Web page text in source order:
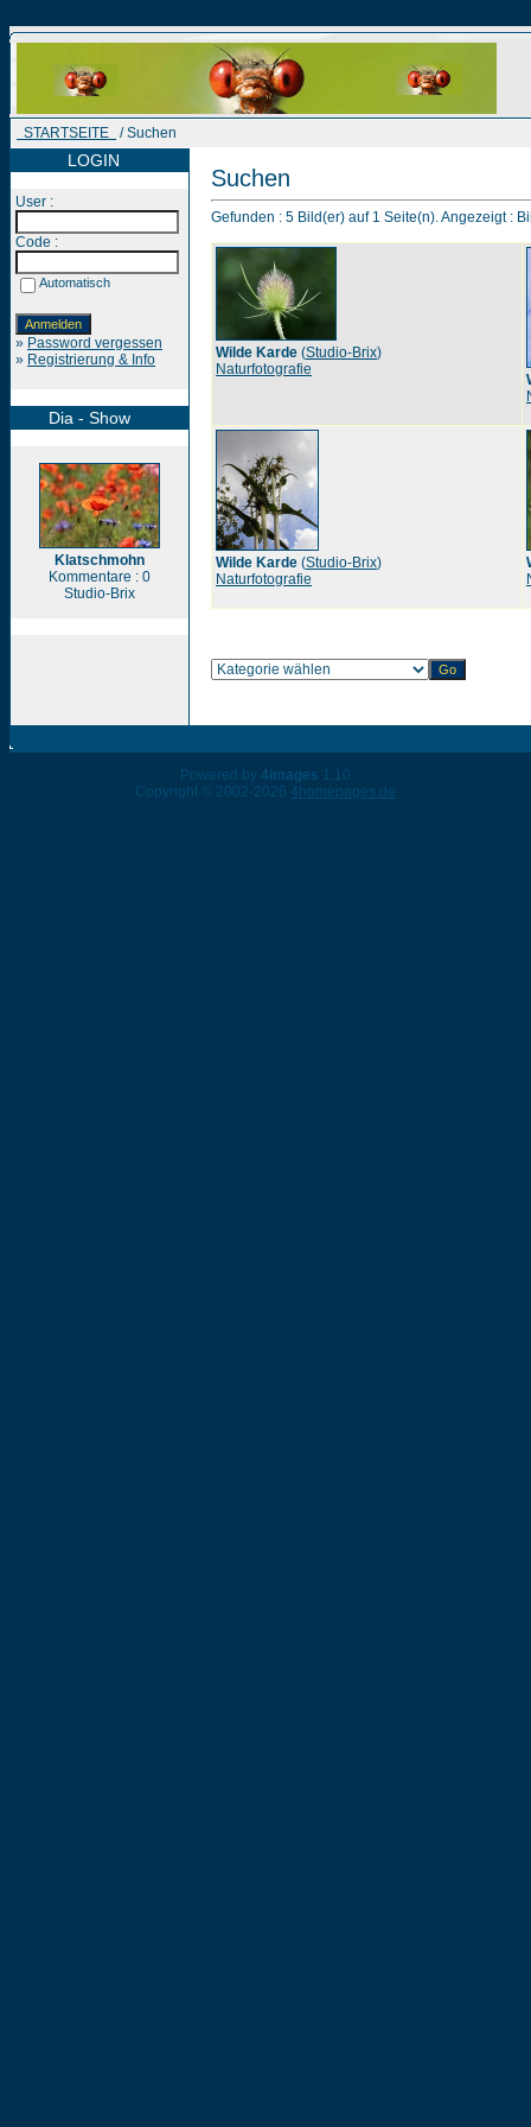
STARTSEITE / Suchen
LOGIN
User :
Code :
Automatisch
» Password vergessen
» Registrierung & Info
Dia - Show
Klatschmohn
Kommentare : 0
Studio-Brix
Suchen
Gefunden : 5 Bild(er) auf 1 Seite(n). Angezeigt :
Wilde Karde (Studio-Brix)
Naturfotografie
Wilde Karde (Studio-Brix)
Naturfotografie
Powered by 4images 1.10
Copyright © 2002-2026 4homepages.de